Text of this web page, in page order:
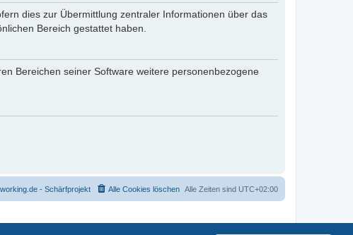
dies zur Übermittlung zentraler Informationen über das
Bereich gestattet haben.
Bereichen seiner Software weitere personenbezogene
Alle Zeiten sind UTC+02:00
Alle Cookies löschen
- Schärfprojekt